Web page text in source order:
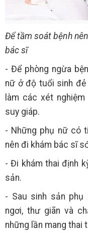
Để tầm soát bệnh
bác sĩ
- Để phòng ngừa
nữ ở độ tuổi sinh
làm các xét
suy giáp.
- Những phụ nữ có
nên đi khám bác sĩ
- Đi khám thai định
sản.
- Sau sinh sản phụ
ngơi, thư giãn và
những lần mang thai